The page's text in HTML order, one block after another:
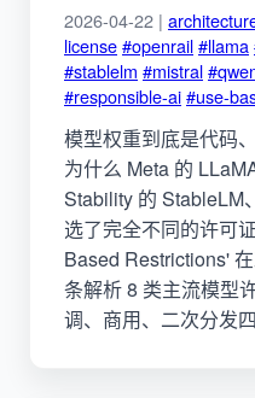
2026-04-22 |
license#openrail#llama
#stablelm #mistral
#responsible-ai#use-
模型权重到底是代码
为什么 Meta 的
Stability 的 StableLM
选了完全不同的许可
Based Restrictions'
条解析 8 类主流模型
调、商用、二次分发